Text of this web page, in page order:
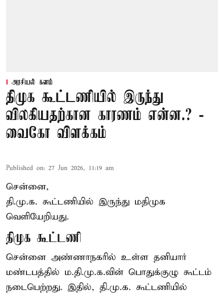
அரசியல் களம்
திமுக கூட்டணியில் இருந்து
விலகியதற்கான காரணம் என்ன.? -
வைகோ விளக்கம்
Published on: 27 Jun 2026, 11:19 am
சென்னை,
தி.மு.க. கூட்டணியில் இருந்து மதிமுக
வெளியேறியது.
திமுக கூட்டணி
சென்னை அண்ணாநகரில் உள்ள தனியார்
மண்டபத்தில் ம.தி.மு.க.வின் பொதுக்குழு கூட்டம்
நடைபெற்றது. இதில், தி.மு.க. கூட்டணியில்